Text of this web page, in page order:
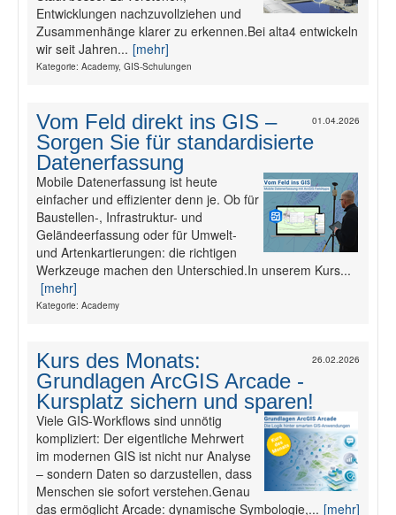
Entwicklungen nachzuvollziehen und
Zusammenhänge klarer zu erkennen.Bei alta4 entwickeln
wir seit Jahren... [mehr]
Kategorie: Academy, GIS-Schulungen
01.04.2026
Vom Feld direkt ins GIS –
Sorgen Sie für standardisierte
Datenerfassung
Mobile Datenerfassung ist heute
einfacher und effizienter denn je. Ob für
Baustellen-, Infrastruktur- und
Geländeerfassung oder für Umwelt-
und Artenkartierungen: die richtigen
Werkzeuge machen den Unterschied.In unserem Kurs...
[mehr]
Kategorie: Academy
26.02.2026
Kurs des Monats:
Grundlagen ArcGIS Arcade -
Kursplatz sichern und sparen!
Viele GIS-Workflows sind unnötig
kompliziert: Der eigentliche Mehrwert
im modernen GIS ist nicht nur Analyse
– sondern Daten so darzustellen, dass
Menschen sie sofort verstehen.Genau
das ermöglicht Arcade: dynamische Symbologie,... [mehr]